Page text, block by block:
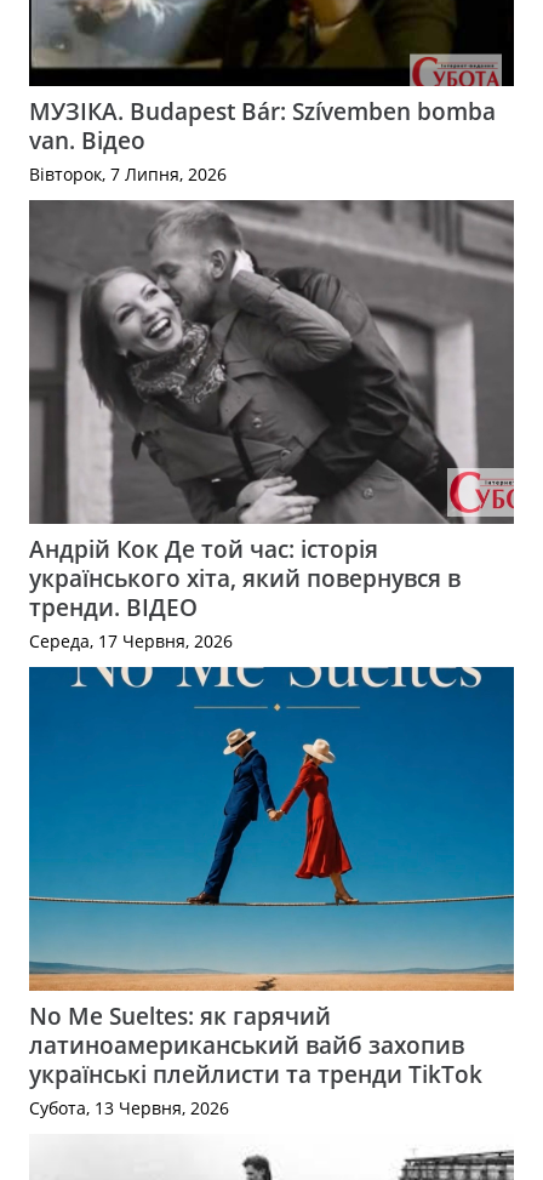
МУЗІКА. Budapest Bár: Szívemben bomba
van. Відео
Вівторок, 7 Липня, 2026
Андрій Кок Де той час: історія
українського хіта, який повернувся в
тренди. ВІДЕО
Середа, 17 Червня, 2026
No Me Sueltes: як гарячий
латиноамериканський вайб захопив
українські плейлисти та тренди TikTok
Субота, 13 Червня, 2026